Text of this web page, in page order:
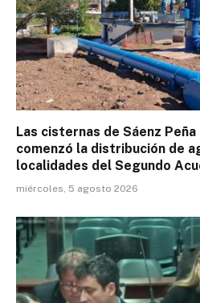
Las cisternas de Sáenz
comenzó la distribución de
localidades del Segundo
miércoles, 5 agosto 2026